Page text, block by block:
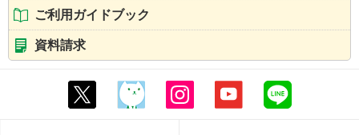
ご利用ガイドブック
資料請求